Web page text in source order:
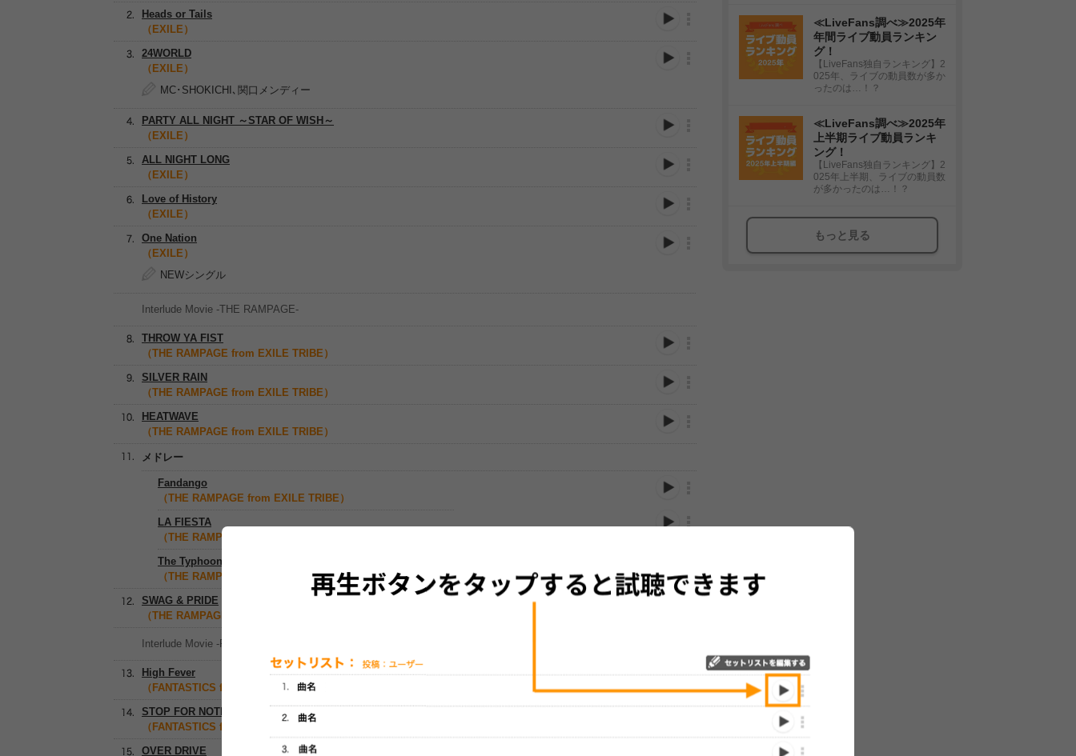
Heads or Tails
（EXILE）
24WORLD
（EXILE）
MC･SHOKICHI､関口メンディー
PARTY ALL NIGHT ～STAR OF WISH～
（EXILE）
ALL NIGHT LONG
（EXILE）
Love of History
（EXILE）
One Nation
（EXILE）
NEWシングル
Interlude Movie -THE RAMPAGE-
THROW YA FIST
（THE RAMPAGE from EXILE TRIBE）
SILVER RAIN
（THE RAMPAGE from EXILE TRIBE）
HEATWAVE
（THE RAMPAGE from EXILE TRIBE）
メドレー
Fandango
（THE RAMPAGE from EXILE TRIBE）
LA FIESTA
（THE RAMPAGE from EXILE TRIBE）
The Typhoon Eye
（THE RAMPAGE from EXILE TRIBE）
SWAG & PRIDE
（THE RAMPAGE from EXILE TRIBE）
Interlude Movie -FANTASTICS-
High Fever
（FANTASTICS from EXILE TRIBE）
STOP FOR NOTHING
（FANTASTICS from EXILE TRIBE）
OVER DRIVE
≪LiveFans調べ≫2025年
年間ライブ動員ランキン
グ！
【LiveFans独自ランキング】2
025年、ライブの動員数が多か
ったのは…！？
≪LiveFans調べ≫2025年
上半期ライブ動員ランキ
ング！
【LiveFans独自ランキング】2
025年上半期、ライブの動員数
が多かったのは…！？
もっと見る